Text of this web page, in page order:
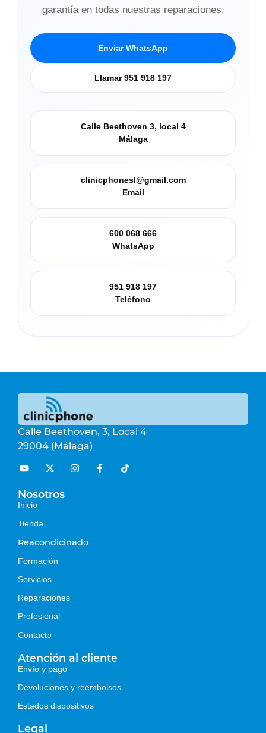
garantía en todas nuestras reparaciones.
Enviar WhatsApp
Llamar 951 918 197
Calle Beethoven 3, local 4
Málaga
clinicphonesl@gmail.com
Email
600 068 666
WhatsApp
951 918 197
Teléfono
Calle Beethoven, 3, Local 4
29004 (Málaga)
Nosotros
Inicio
Tienda
Reacondicinado
Formación
Servicios
Reparaciones
Profesional
Contacto
Atención al cliente
Envío y pago
Devoluciones y reembolsos
Estados dispositivos
Legal